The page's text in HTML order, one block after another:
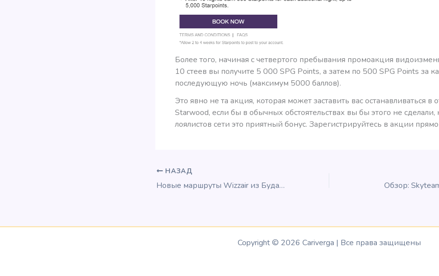
Более того, начиная с четвертого пребывания промоакция
10 стеев вы получите 5 000 SPG Points, а затем по 500 SPG Points за
последующую ночь (максимум 5000 баллов).
Это явно не та акция, которая может заставить вас останавливаться в
Starwood, если бы в обычных обстоятельствах вы бы этого не сделали,
лоялистов сети это приятный бонус. Зарегистрируйтесь в акции прямо
НАЗАД
Новые маршруты Wizzair из Будапешта на Балканы Обзор:
Copyright © 2026 Cariverga | Все права защищены